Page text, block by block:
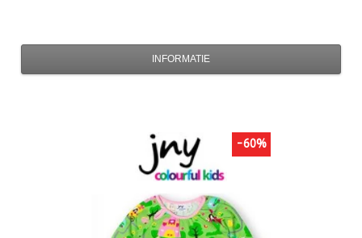
INFORMATIE
-60%